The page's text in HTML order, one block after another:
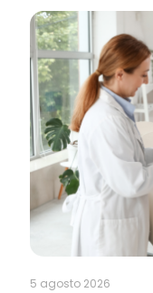
5 agosto 2026